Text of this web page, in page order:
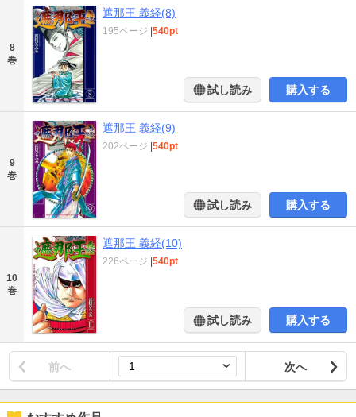
8
巻
遮那王 義経(8)
195ページ |540pt
試し読み 購入する
9
巻
遮那王 義経(9)
202ページ |540pt
試し読み 購入する
10
巻
遮那王 義経(10)
226ページ |540pt
試し読み 購入する
前へ 次へ